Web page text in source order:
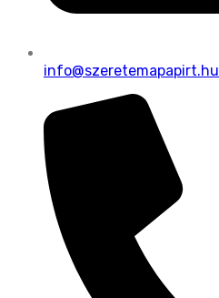
info@szeretemapapirt.hu